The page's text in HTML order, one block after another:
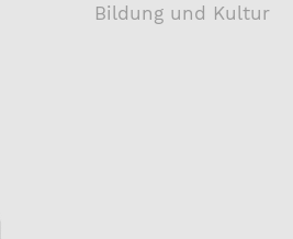
Bildung und Kultur